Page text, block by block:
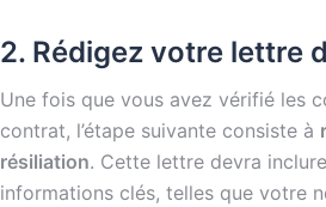
2. Rédigez votre lettre
Une fois que vous avez vérifié les
contrat, l’étape suivante consiste à
résiliation. Cette lettre devra
informations clés, telles que votre